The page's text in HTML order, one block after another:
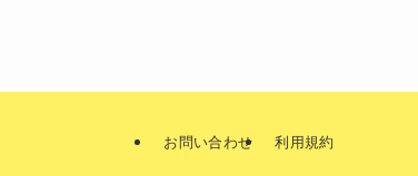
お問い合わせ 利用規約